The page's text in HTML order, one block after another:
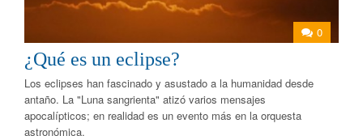
0
¿Qué es un eclipse?
Los eclipses han fascinado y asustado a la humanidad desde
antaño. La "Luna sangrienta" atizó varios mensajes
apocalípticos; en realidad es un evento más en la orquesta
astronómica.